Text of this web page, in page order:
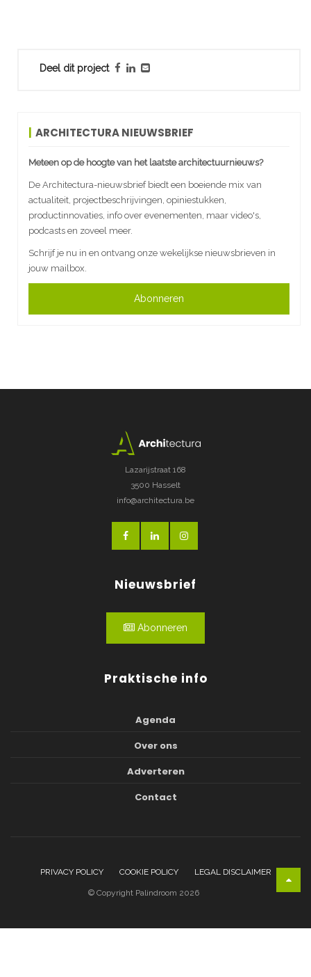
Deel dit project
ARCHITECTURA NIEUWSBRIEF
Meteen op de hoogte van het laatste architectuurnieuws?
De Architectura-nieuwsbrief biedt een boeiende mix van
actualiteit, projectbeschrijvingen, opiniestukken,
productinnovaties, info over evenementen, maar video's,
podcasts en zoveel meer.
Schrijf je nu in en ontvang onze wekelijkse nieuwsbrieven in
jouw mailbox.
Abonneren
Lazarijstraat 168
3500 Hasselt
info@architectura.be
Nieuwsbrief
Abonneren
Praktische info
Agenda
Over ons
Adverteren
Contact
PRIVACY POLICY COOKIE POLICY LEGAL DISCLAIMER
© Copyright Palindroom 2026